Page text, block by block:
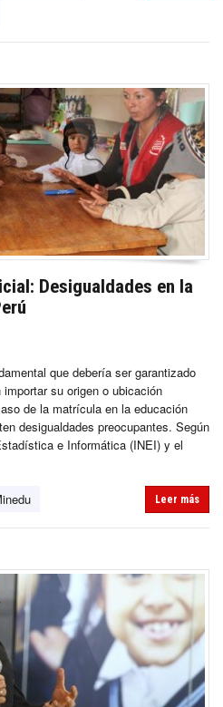
Desigualdades en la
que debería ser garantizado
su origen o ubicación
de la matrícula en la educación
desigualdades preocupantes. Según
e Informática (INEI) y el
Leer más